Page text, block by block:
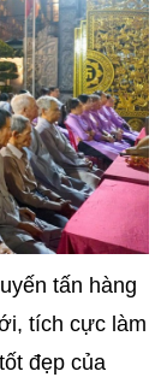
tấn hàng
tích cực làm
đẹp của